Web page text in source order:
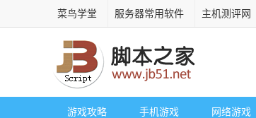
菜鸟学堂 服务器常用软件 主机测评网
游戏攻略 手机游戏 网络游戏